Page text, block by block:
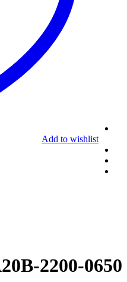
Add to wishlist
2200-0650